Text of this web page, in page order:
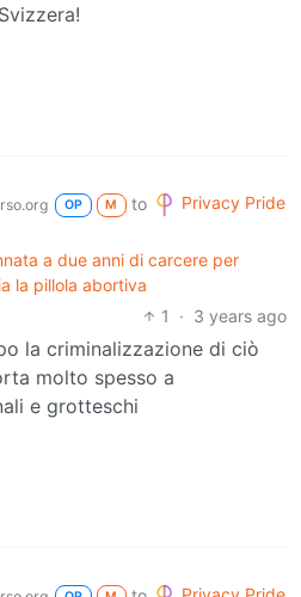
OP M to
Privacy Pride
a due anni di carcere per
la pillola abortiva
1
· 3 years ago
la criminalizzazione di ciò
molto spesso a
e grotteschi